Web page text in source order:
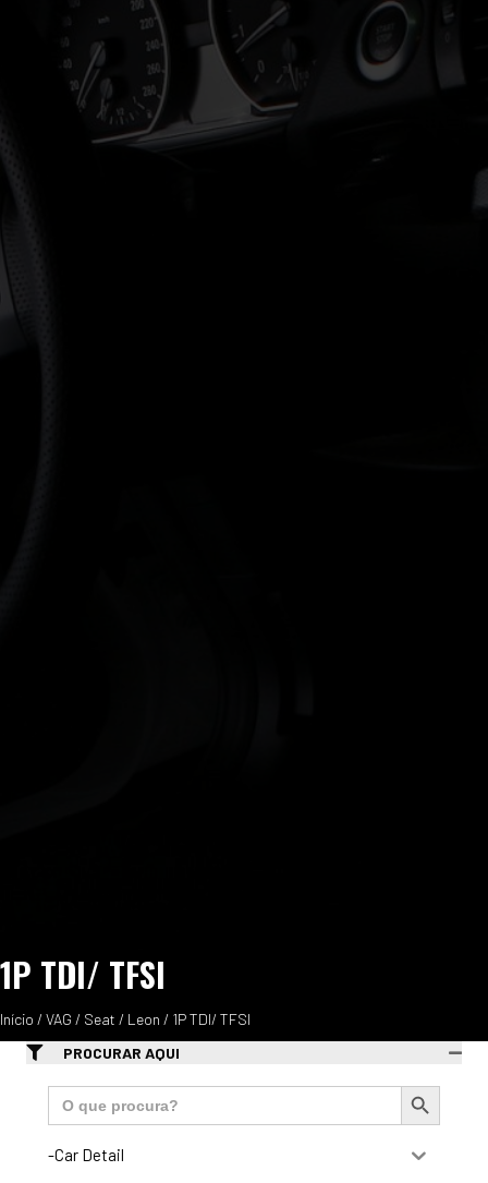
1P TDI/ TFSI
Início / VAG / Seat / Leon / 1P TDI/ TFSI
PROCURAR AQUI
Search
for:
Search Button
-Car Detail